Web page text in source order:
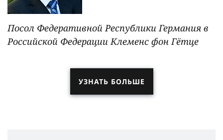
Посол Федеративной Республики Германия в
Российской Федерации Клеменс фон Гëтце
УЗНАТЬ БОЛЬШЕ